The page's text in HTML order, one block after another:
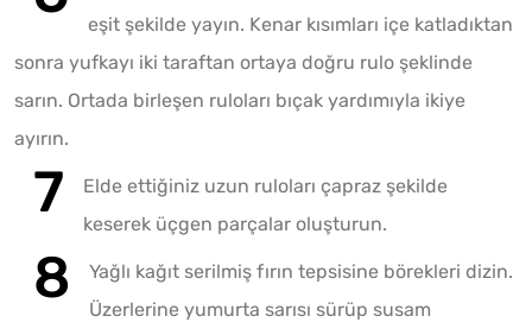
eşit şekilde yayın. Kenar kısımları içe katladıktan
sonra yufkayı iki taraftan ortaya doğru rulo şeklinde
sarın. Ortada birleşen ruloları bıçak yardımıyla ikiye
ayırın.
Elde ettiğiniz uzun ruloları çapraz şekilde
keserek üçgen parçalar oluşturun.
Yağlı kağıt serilmiş fırın tepsisine börekleri dizin.
Üzerlerine yumurta sarısı sürüp susam